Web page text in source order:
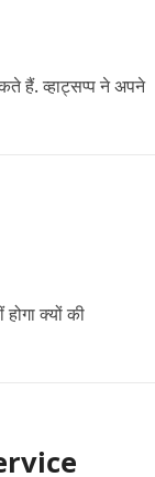
हैं. व्हाट्सप्प ने अपने
क्यों की